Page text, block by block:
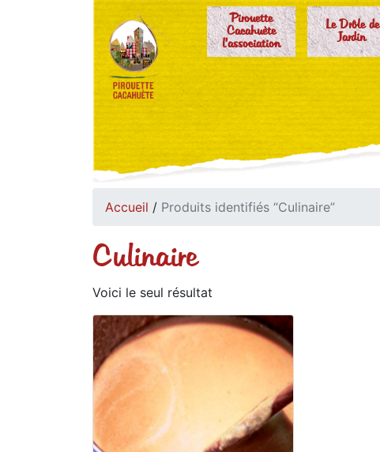
Pirouette
Cacahuète
l'association
Le Drôle de
Jardin
Accueil / Produits identifiés “Culinaire”
Culinaire
Voici le seul résultat